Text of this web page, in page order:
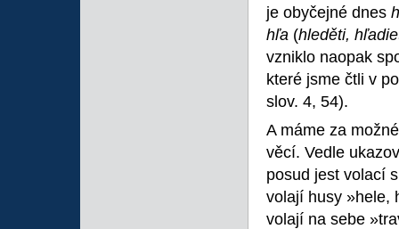
je obyčejné dnes
hľa (hleděti,
vzniklo naopak
které jsme čtli v
slov. 4, 54).
A máme za
věcí. Vedle
posud jest volací
volají husy »hele,
volají na sebe